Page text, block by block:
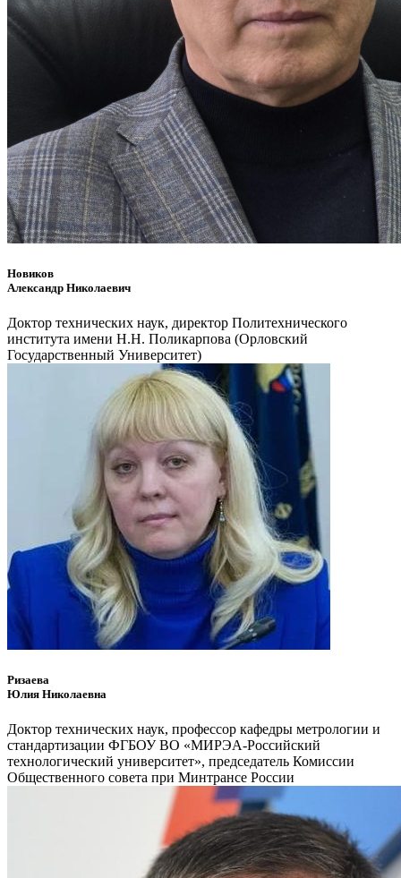
Новиков
Александр Николаевич
Доктор технических наук, директор Политехнического
института имени Н.Н. Поликарпова (Орловский
Государственный Университет)
Ризаева
Юлия Николаевна
Доктор технических наук, профессор кафедры метрологии и
стандартизации ФГБОУ ВО «МИРЭА-Российский
технологический университет», председатель Комиссии
Общественного совета при Минтрансе России